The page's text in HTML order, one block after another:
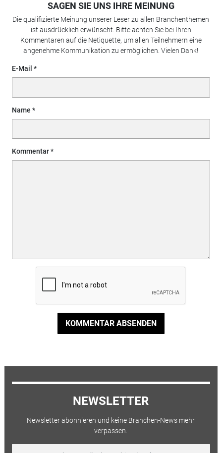
SAGEN SIE UNS IHRE MEINUNG
Die qualifizierte Meinung unserer Leser zu allen Branchenthemen
ist ausdrücklich erwünscht. Bitte achten Sie bei Ihren
Kommentaren auf die Netiquette, um allen Teilnehmern eine
angenehme Kommunikation zu ermöglichen. Vielen Dank!
E-Mail
Name
Kommentar
KOMMENTAR ABSENDEN
NEWSLETTER
Newsletter abonnieren und keine Branchen-News mehr
verpassen.